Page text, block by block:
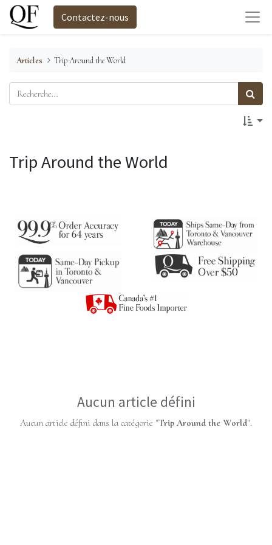
Contactez-nous
Articles Trip Around the World
Trip Around the World
Aucun article défini
Aucun article défini dans la catégorie "Trip Around the World".